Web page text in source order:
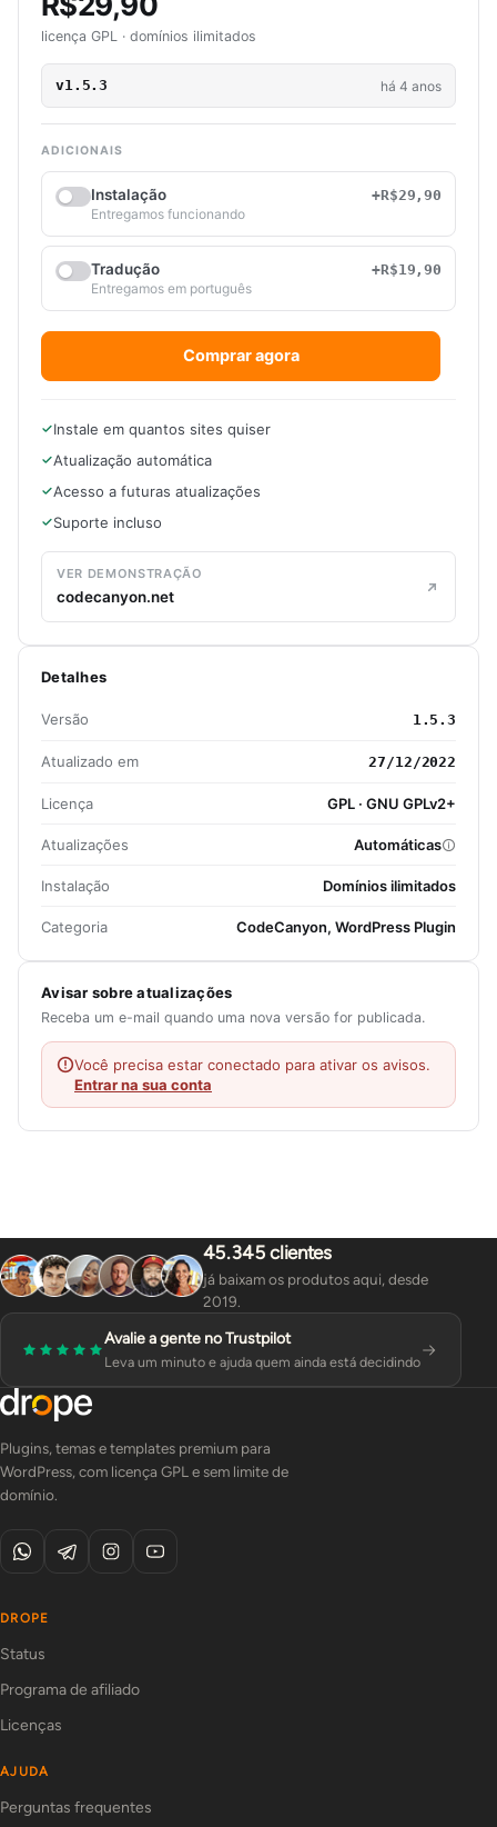
licença GPL · domínios ilimitados
v1.5.3 há 4 anos
ADICIONAIS
Instalação
+R$29,90
Entregamos funcionando
Tradução
+R$19,90
Entregamos em português
Comprar agora
Instale em quantos sites quiser
Atualização automática
Acesso a futuras atualizações
Suporte incluso
VER DEMONSTRAÇÃO
codecanyon.net
Detalhes
Versão 1.5.3
Atualizado em 27/12/2022
Licença GPL · GNU GPLv2+
Atualizações Automáticas
Instalação Domínios ilimitados
Categoria CodeCanyon, WordPress Plugin
Avisar sobre atualizações
Receba um e-mail quando uma nova versão for publicada.
Você precisa estar conectado para ativar os avisos.
Entrar na sua conta
45.345 clientes
já baixam os produtos aqui, desde
2019.
Avalie a gente no Trustpilot
Leva um minuto e ajuda quem ainda está decidindo
Plugins, temas e templates premium para
WordPress, com licença GPL e sem limite de
domínio.
DROPE
Status
Programa de afiliado
Licenças
AJUDA
Perguntas frequentes